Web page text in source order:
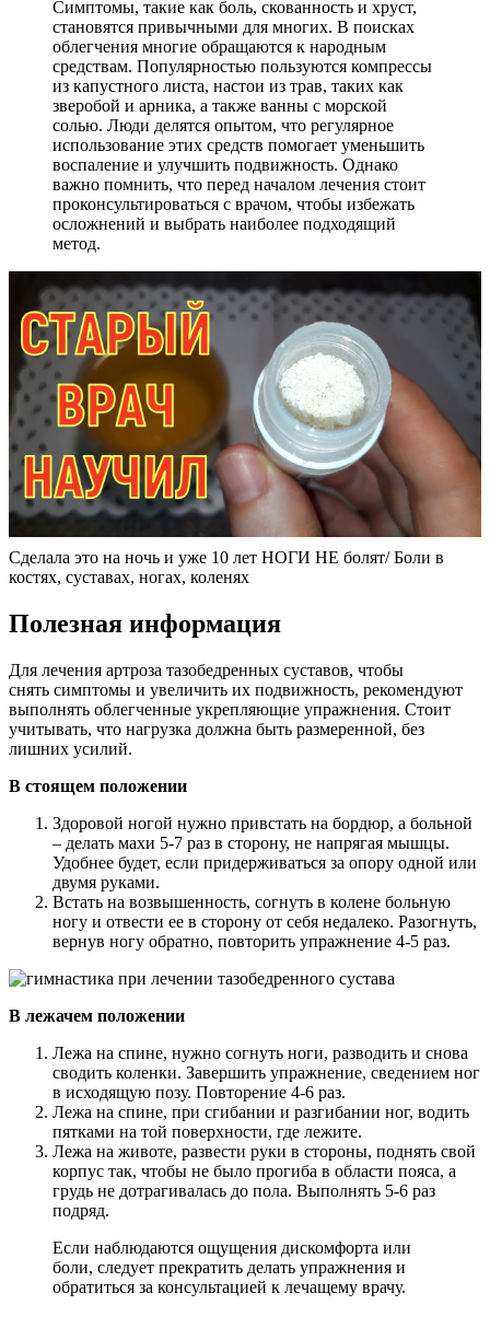
Симптомы, такие как боль, скованность и хруст,
становятся привычными для многих. В поисках
облегчения многие обращаются к народным
средствам. Популярностью пользуются компрессы
из капустного листа, настои из трав, таких как
зверобой и арника, а также ванны с морской
солью. Люди делятся опытом, что регулярное
использование этих средств помогает уменьшить
воспаление и улучшить подвижность. Однако
важно помнить, что перед началом лечения стоит
проконсультироваться с врачом, чтобы избежать
осложнений и выбрать наиболее подходящий
метод.
Сделала это на ночь и уже 10 лет НОГИ НЕ болят/ Боли в
костях, суставах, ногах, коленях
Полезная информация
Для лечения артроза тазобедренных суставов, чтобы
снять симптомы и увеличить их подвижность, рекомендуют
выполнять облегченные укрепляющие упражнения. Стоит
учитывать, что нагрузка должна быть размеренной, без
лишних усилий.
В стоящем положении
Здоровой ногой нужно привстать на бордюр, а больной
– делать махи 5-7 раз в сторону, не напрягая мышцы.
Удобнее будет, если придерживаться за опору одной или
двумя руками.
Встать на возвышенность, согнуть в колене больную
ногу и отвести ее в сторону от себя недалеко. Разогнуть,
вернув ногу обратно, повторить упражнение 4-5 раз.
В лежачем положении
Лежа на спине, нужно согнуть ноги, разводить и снова
сводить коленки. Завершить упражнение, сведением ног
в исходящую позу. Повторение 4-6 раз.
Лежа на спине, при сгибании и разгибании ног, водить
пятками на той поверхности, где лежите.
Лежа на животе, развести руки в стороны, поднять свой
корпус так, чтобы не было прогиба в области пояса, а
грудь не дотрагивалась до пола. Выполнять 5-6 раз
подряд.
Если наблюдаются ощущения дискомфорта или
боли, следует прекратить делать упражнения и
обратиться за консультацией к лечащему врачу.